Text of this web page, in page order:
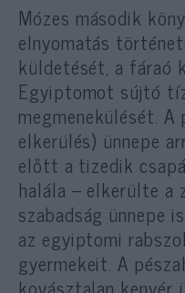
Mózes második
elnyomatás
küldetését, a fáraó
Egyiptomot sújtó
megmenekülését. A
elkerülés) ünnepe
előtt a tizedik
halála – elkerülte a
szabadság ünnepe
az egyiptomi
gyermekeit. A